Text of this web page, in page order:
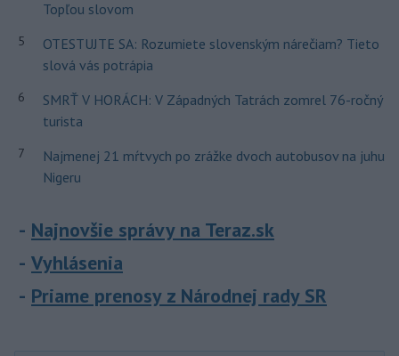
Topľou slovom
5
OTESTUJTE SA: Rozumiete slovenským nárečiam? Tieto
slová vás potrápia
6
SMRŤ V HORÁCH: V Západných Tatrách zomrel 76-ročný
turista
7
Najmenej 21 mŕtvych po zrážke dvoch autobusov na juhu
Nigeru
Najnovšie správy na Teraz.sk
Vyhlásenia
Priame prenosy z Národnej rady SR